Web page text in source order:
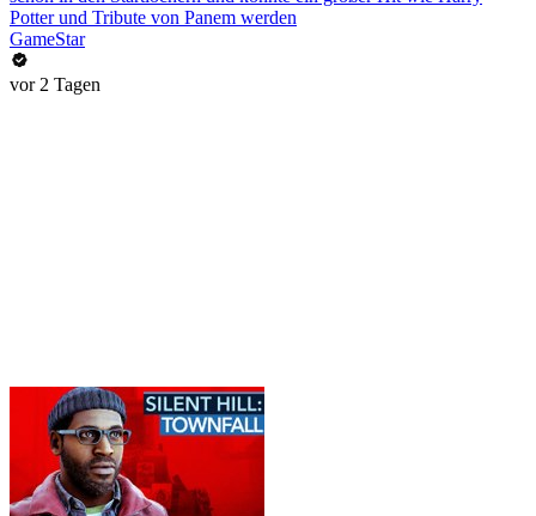
Potter und Tribute von Panem werden
GameStar
vor 2 Tagen